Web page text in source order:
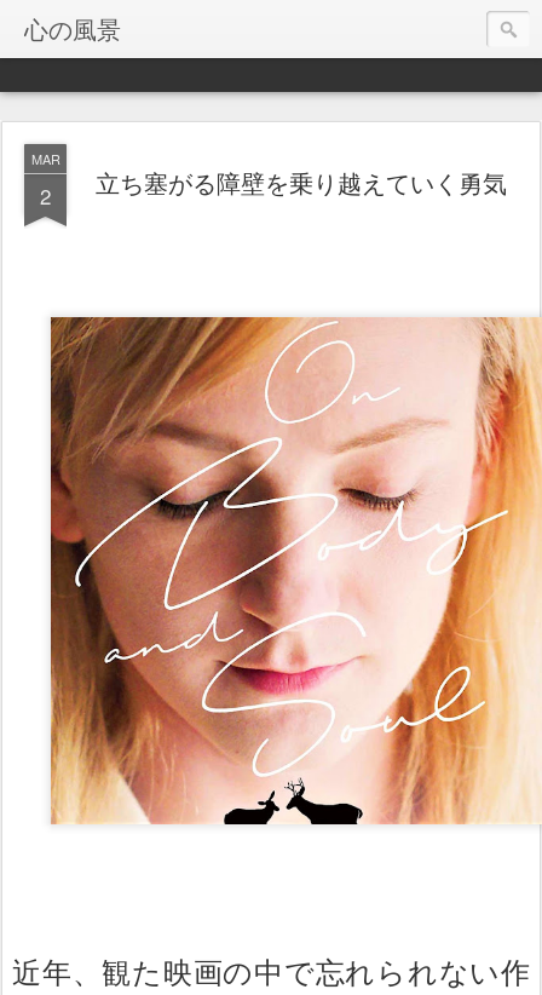
心の風景
MAR
2 立ち塞がる障壁を乗り越えていく勇気
近年、観た映画の中で忘れられない作